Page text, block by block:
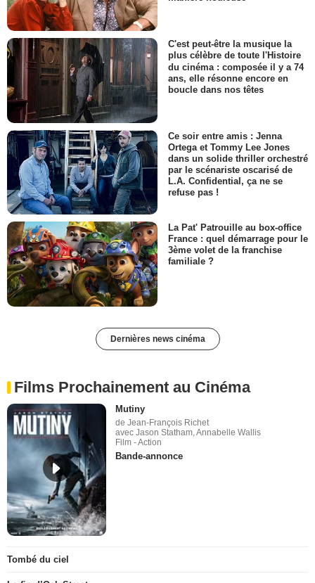
C'est peut-être la musique la
plus célèbre de toute l'Histoire
du cinéma : composée il y a 74
ans, elle résonne encore en
boucle dans nos têtes
Ce soir entre amis : Jenna
Ortega et Tommy Lee Jones
dans un solide thriller orchestré
par le scénariste oscarisé de
L.A. Confidential, ça ne se
refuse pas !
La Pat' Patrouille au box-office
France : quel démarrage pour le
3ème volet de la franchise
familiale ?
Dernières news cinéma
Films Prochainement au Cinéma
Mutiny
de Jean-François Richet
avec Jason Statham, Annabelle Wallis
Film - Action
Bande-annonce
Tombé du ciel